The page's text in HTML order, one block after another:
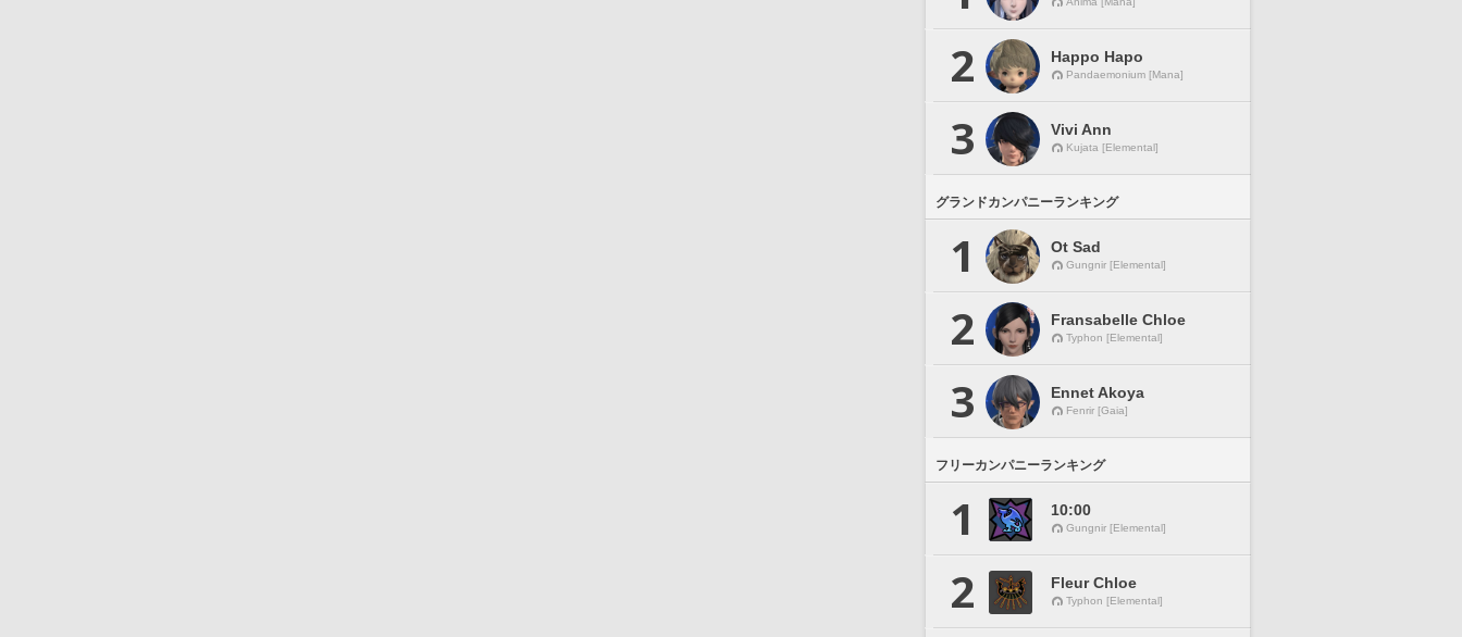
2 Happo Hapo
Pandaemonium [Mana]
3 Vivi Ann
Kujata [Elemental]
グランドカンパニーランキング
1 Ot Sad
Gungnir [Elemental]
2 Fransabelle Chloe
Typhon [Elemental]
3 Ennet Akoya
Fenrir [Gaia]
フリーカンパニーランキング
1 10:00
Gungnir [Elemental]
2 Fleur Chloe
Typhon [Elemental]